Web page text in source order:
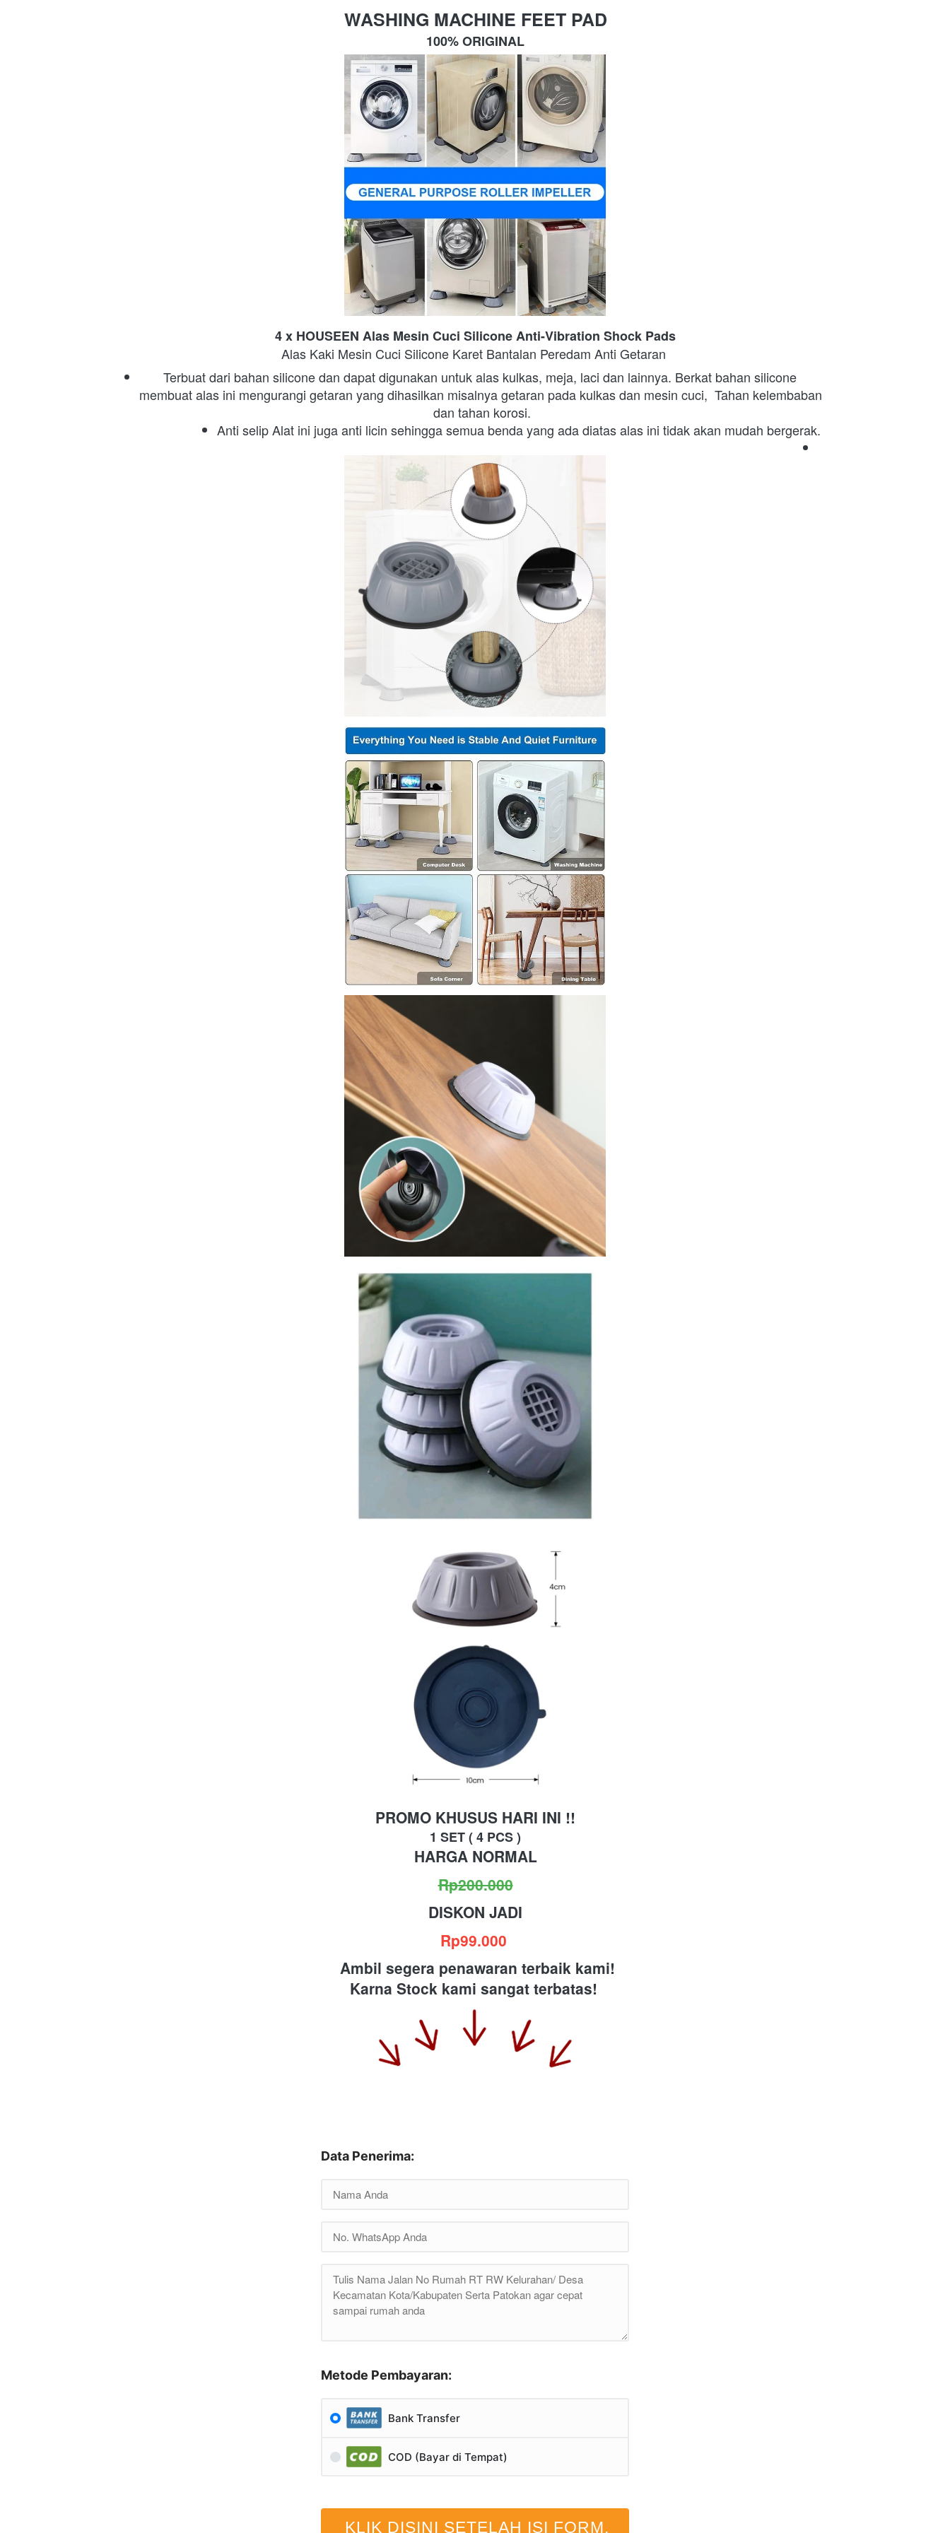
WASHING MACHINE FEET PAD
100% ORIGINAL
4 x HOUSEEN Alas Mesin Cuci Silicone Anti-Vibration Shock Pads
Alas Kaki Mesin Cuci Silicone Karet Bantalan Peredam Anti Getaran
Terbuat dari bahan silicone dan dapat digunakan untuk alas kulkas, meja, laci dan lainnya. Berkat bahan silicone
membuat alas ini mengurangi getaran yang dihasilkan misalnya getaran pada kulkas dan mesin cuci,  Tahan kelembaban
dan tahan korosi.
Anti selip Alat ini juga anti licin sehingga semua benda yang ada diatas alas ini tidak akan mudah bergerak.
PROMO KHUSUS HARI INI !!
1 SET ( 4 PCS )
HARGA NORMAL
Rp200.000
DISKON JADI
Rp99.000
Ambil segera penawaran terbaik kami!
Karna Stock kami sangat terbatas!
Data Penerima:
Metode Pembayaran:
Bank Transfer
COD (Bayar di Tempat)
KLIK DISINI SETELAH ISI FORM.